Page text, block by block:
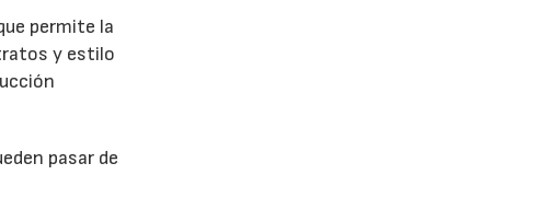
permite la
y estilo
pasar de